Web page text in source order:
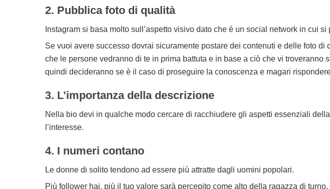
2. Pubblica foto di qualità
Instagram si basa molto sull’aspetto visivo dato che è un social network in cui
Se vuoi avere successo dovrai sicuramente postare dei contenuti e delle foto di
che le persone vedranno di te in prima battuta e in base a ciò che vi troveranno
quindi decideranno se è il caso di proseguire la conoscenza e magari
3. L’importanza della descrizione
Nella bio devi in qualche modo cercare di racchiudere gli aspetti essenziali
l’interesse.
4. I numeri contano
Le donne di solito tendono ad essere più attratte dagli uomini popolari.
Più follower hai, più il tuo valore sarà percepito come alto della ragazza di turno.